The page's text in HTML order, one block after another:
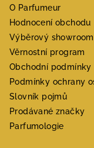
O Parfumeur
Hodnocení obchodu
Výběrový
Věrnostní program
Obchodní podmínky
Podmínky ochrany
Slovník pojmů
Prodávané značky
Parfumologie